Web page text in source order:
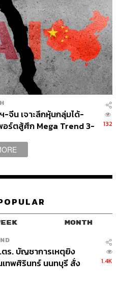
-จีน เจาะลึกหุ้นกลุ่มได้-
อร์ตสู้ศึก Mega Trend 3-
132
MONTH
ร. บัญชาการเหตุยิง
เทพศิรินทร์ นนทบุรี สั่ง
1.4K